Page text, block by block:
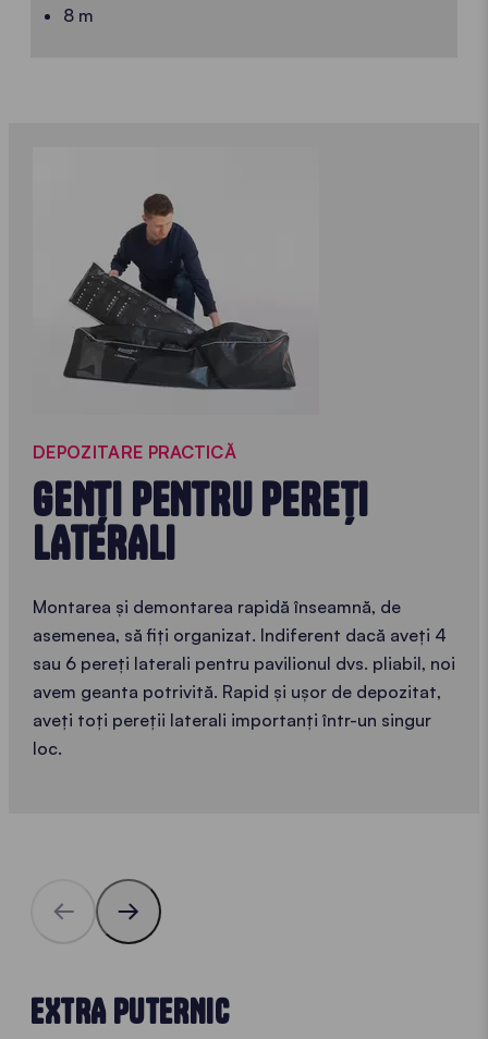
8 m
DEPOZITARE PRACTICĂ
GENȚI PENTRU PEREȚI
LATERALI
Montarea și demontarea rapidă înseamnă, de
asemenea, să fiți organizat. Indiferent dacă aveți 4
sau 6 pereți laterali pentru pavilionul dvs. pliabil, noi
avem geanta potrivită. Rapid și ușor de depozitat,
aveți toți pereții laterali importanți într-un singur
loc.
EXTRA PUTERNIC